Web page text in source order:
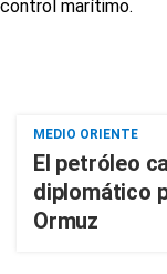
MEDIO ORIENTE
El petróleo
diplomático
Ormuz